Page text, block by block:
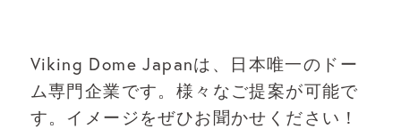
Viking Dome Japanは、日本唯一のドー
ム専門企業です。様々なご提案が可能で
す。イメージをぜひお聞かせください！